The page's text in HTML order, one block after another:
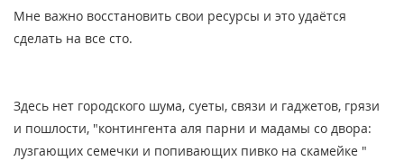
Мне важно восстановить свои ресурсы и это удаётся
сделать на все сто.
Здесь нет городского шума, суеты, связи и гаджетов, грязи
и пошлости, "контингента аля парни и мадамы со двора:
лузгающих семечки и попивающих пивко на скамейке "